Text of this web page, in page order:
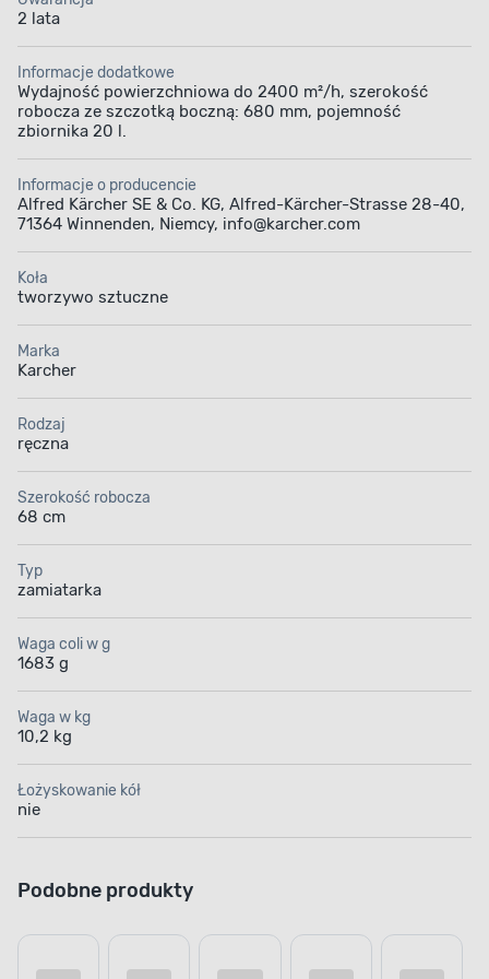
wykonana z wysokiej jakości materiałów
urządzenia po różnych nawierzchniach.
Zobacz też inne produkty z kategoriiodśnieżarki,
zgarniacze i łopaty do śniegu
2 lata
Informacje dodatkowe
Wydajność powierzchniowa do 2400 m²/h, szerokość
robocza ze szczotką boczną: 680 mm, pojemność
zbiornika 20 l.
Informacje o producencie
Alfred Kärcher SE & Co. KG, Alfred-Kärcher-Strasse 28-40,
71364 Winnenden, Niemcy, info@karcher.com
Koła
tworzywo sztuczne
Marka
Karcher
Rodzaj
ręczna
Szerokość robocza
68 cm
Typ
zamiatarka
Waga coli w g
1683 g
Waga w kg
10,2 kg
Łożyskowanie kół
nie
Podobne produkty